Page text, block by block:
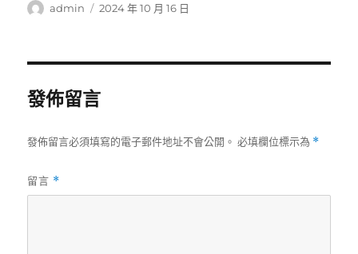
作
admin
發
2024 年 10 月 16 日
發佈留言
發佈留言必須填寫的電子郵件地址不會公開。 必填欄位標示為 *
留言 *